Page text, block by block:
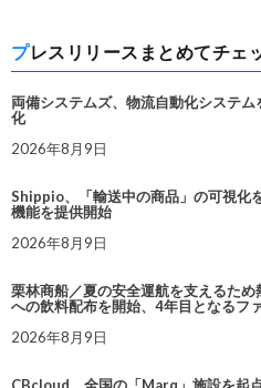
プレスリリースまとめてチェ
両備システムズ、物流自動化システ
化
2026年8月9日
Shippio、「輸送中の商品」の可視化
機能を提供開始
2026年8月9日
栗林商船／夏の安全運航を支えるた
への飲料配布を開始、4年目となるフ
2026年8月9日